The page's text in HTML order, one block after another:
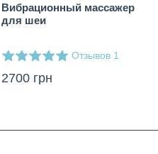
Вибрационный массажер
для шеи
Отзывов 1
2700 грн